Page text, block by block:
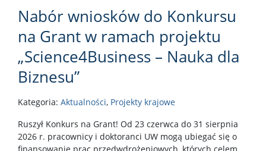
Nabór wniosków do Konkursu
na Grant w ramach projektu
„Science4Business – Nauka dla
Biznesu”
Kategoria: Aktualności, Projekty krajowe
Ruszył Konkurs na Grant! Od 23 czerwca do 31 sierpnia
2026 r. pracownicy i doktoranci UW mogą ubiegać się o
finansowanie prac przedwdrożeniowych, których celem